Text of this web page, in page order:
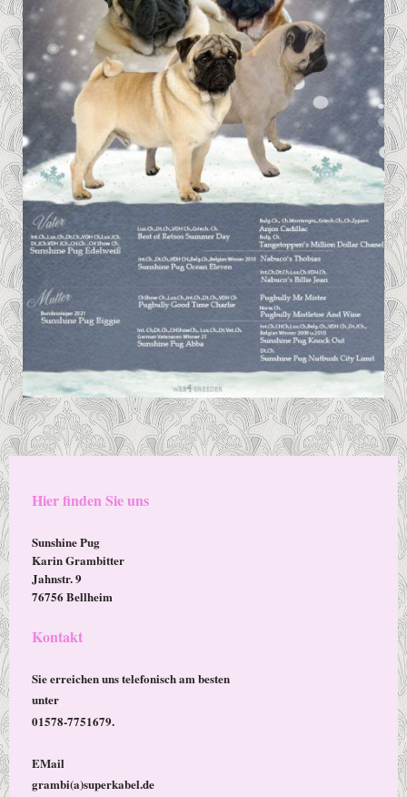
Hier finden Sie uns
Sunshine Pug
Karin Grambitter
Jahnstr. 9
76756 Bellheim
Kontakt
Sie erreichen uns telefonisch am besten
unter
01578-7751679.
EMail
grambi(a)superkabel.de